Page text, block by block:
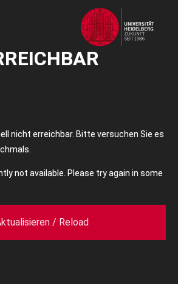
nicht erreichbar. Bitte versuchen Sie es
not available. Please try again in some
/ Reload